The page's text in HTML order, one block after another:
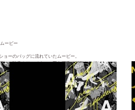
ョーのバッグに流れていたムービー。
い、映像クリエイターの田向潤氏に製作を依頼した。
ービー